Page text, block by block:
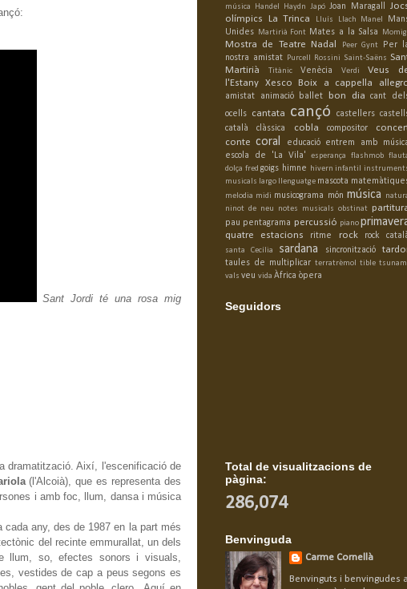
Sant Jordi té una rosa mig
dramatització. Així, l'escenificació de
(l'Alcoià), que es representa des
i amb foc, llum, dansa i música
any, des de 1987 en la part més
del recinte emmurallat, un dels
llum, so, efectes sonors i visuals,
vestides de cap a peus segons es
música
Handel Haydn Japó Joan Maragall
olímpics
La Trinca Lluís Llach Manel
Unides Martirià Font Mates a la Salsa
Mostra de Teatre Nadal Peer Gynt
Per
nostra amistat Purcell Rossini Saint-Saëns
Martirià
Titànic Venècia Verdi
Veus
l'Estany
Xesco Boix a cappella
amistat animació ballet bon dia
cant
ocells cantata cançó castellers
català
clàssica cobla compositor
conte coral educació entrem amb
escola de 'La Vila'
esperança flashmob
dolça fred goigs himne hivern infantil
musicals largo llenguatge mascota
melodia midi musicograma món música
ninot de neu
notes musicals obstinat
pau pentagrama percussió piano
quatre estacions ritme rock rock
santa Cecília sardana sincronització
taules de multiplicar terratrèmol tible
vals veu vida Àfrica òpera
Seguidors
Total de visualitzacions de
pàgina:
286,074
Benvinguda
Carme Cornellà
Benvinguts i benvingudes a